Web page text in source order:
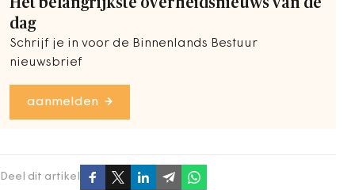
Het belangrijkste overheidsnieuws van de
dag
Schrijf je in voor de Binnenlands Bestuur
nieuwsbrief
aanmelden
Deel dit artikel